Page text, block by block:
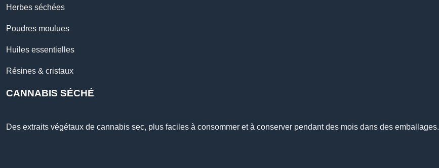
Herbes séchées
Poudres moulues
Huiles essentielles
Résines & cristaux
CANNABIS SÉCHÉ
Des extraits végétaux de cannabis sec, plus faciles à consommer et à conserver pendant des mois dans des emballages.